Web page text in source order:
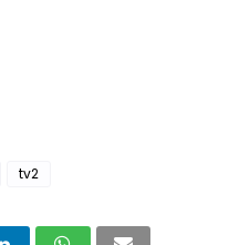
tv2